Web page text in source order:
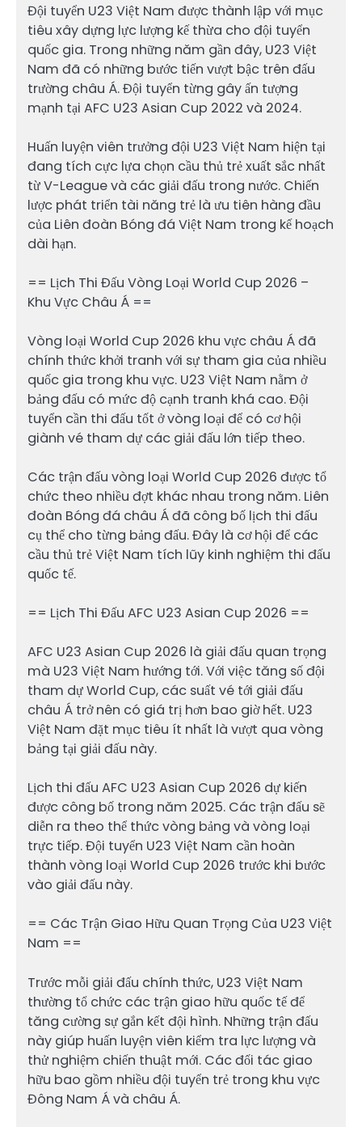
Đội tuyển U23 Việt Nam được thành lập với mục
tiêu xây dựng lực lượng kế thừa cho đội tuyển
quốc gia. Trong những năm gần đây, U23 Việt
Nam đã có những bước tiến vượt bậc trên đấu
trường châu Á. Đội tuyển từng gây ấn tượng
mạnh tại AFC U23 Asian Cup 2022 và 2024.
Huấn luyện viên trưởng đội U23 Việt Nam hiện tại
đang tích cực lựa chọn cầu thủ trẻ xuất sắc nhất
từ V-League và các giải đấu trong nước. Chiến
lược phát triển tài năng trẻ là ưu tiên hàng đầu
của Liên đoàn Bóng đá Việt Nam trong kế hoạch
dài hạn.
== Lịch Thi Đấu Vòng Loại World Cup 2026 –
Khu Vực Châu Á ==
Vòng loại World Cup 2026 khu vực châu Á đã
chính thức khởi tranh với sự tham gia của nhiều
quốc gia trong khu vực. U23 Việt Nam nằm ở
bảng đấu có mức độ cạnh tranh khá cao. Đội
tuyển cần thi đấu tốt ở vòng loại để có cơ hội
giành vé tham dự các giải đấu lớn tiếp theo.
Các trận đấu vòng loại World Cup 2026 được tổ
chức theo nhiều đợt khác nhau trong năm. Liên
đoàn Bóng đá châu Á đã công bố lịch thi đấu
cụ thể cho từng bảng đấu. Đây là cơ hội để các
cầu thủ trẻ Việt Nam tích lũy kinh nghiệm thi đấu
quốc tế.
== Lịch Thi Đấu AFC U23 Asian Cup 2026 ==
AFC U23 Asian Cup 2026 là giải đấu quan trọng
mà U23 Việt Nam hướng tới. Với việc tăng số đội
tham dự World Cup, các suất vé tới giải đấu
châu Á trở nên có giá trị hơn bao giờ hết. U23
Việt Nam đặt mục tiêu ít nhất là vượt qua vòng
bảng tại giải đấu này.
Lịch thi đấu AFC U23 Asian Cup 2026 dự kiến
được công bố trong năm 2025. Các trận đấu sẽ
diễn ra theo thể thức vòng bảng và vòng loại
trực tiếp. Đội tuyển U23 Việt Nam cần hoàn
thành vòng loại World Cup 2026 trước khi bước
vào giải đấu này.
== Các Trận Giao Hữu Quan Trọng Của U23 Việt
Nam ==
Trước mỗi giải đấu chính thức, U23 Việt Nam
thường tổ chức các trận giao hữu quốc tế để
tăng cường sự gắn kết đội hình. Những trận đấu
này giúp huấn luyện viên kiểm tra lực lượng và
thử nghiệm chiến thuật mới. Các đối tác giao
hữu bao gồm nhiều đội tuyển trẻ trong khu vực
Đông Nam Á và châu Á.